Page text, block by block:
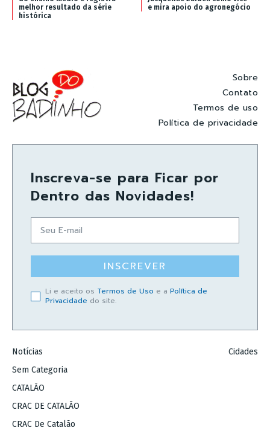
melhor resultado da série
histórica
e mira apoio do agronegócio
Sobre
Contato
Termos de uso
Política de privacidade
Inscreva-se para Ficar por
Dentro das Novidades!
INSCREVER
Li e aceito os Termos de Uso e a Política de
Privacidade do site.
Notícias
Sem Categoria
CATALÃO
CRAC DE CATALÃO
CRAC De Catalão
Cidades